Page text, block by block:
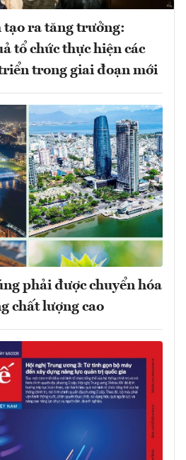
tạo ra tăng trưởng:
tổ chức thực hiện các
trong giai đoạn mới
phải được chuyển hóa
chất lượng cao